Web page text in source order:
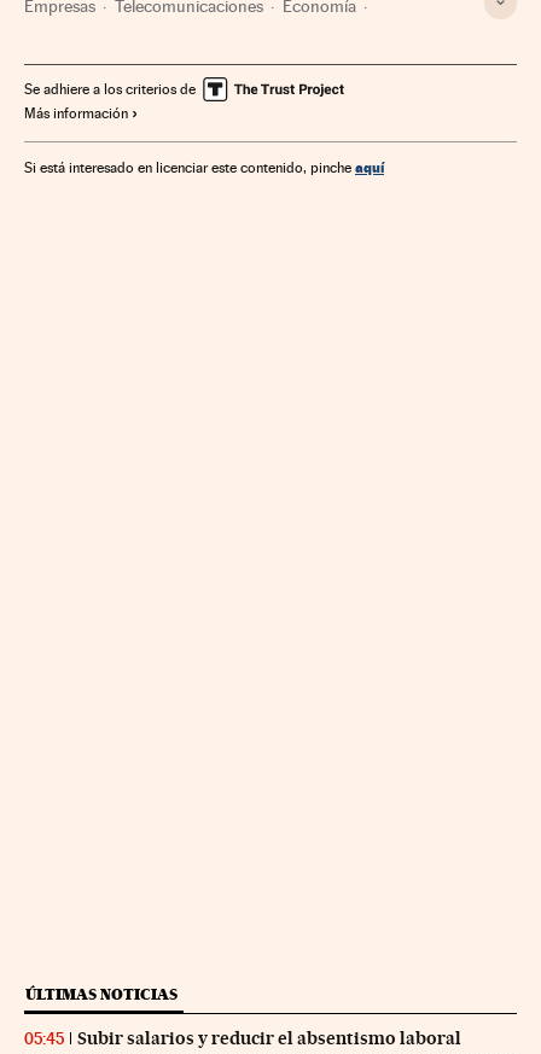
Empresas Telecomunicaciones Economía
Se adhiere a los criterios de
Más información
Si está interesado en licenciar este contenido, pinche aquí
ÚLTIMAS NOTICIAS
05:45 Subir salarios y reducir el absentismo laboral